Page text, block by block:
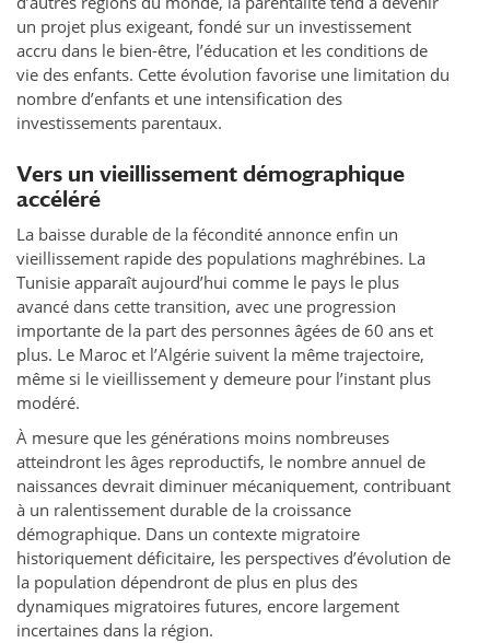
un projet plus exigeant, fondé sur un investissement
accru dans le bien-être, l’éducation et les conditions de
vie des enfants. Cette évolution favorise une limitation du
nombre d’enfants et une intensification des
investissements parentaux.
Vers un vieillissement démographique
accéléré
La baisse durable de la fécondité annonce enfin un
vieillissement rapide des populations maghrébines. La
Tunisie apparaît aujourd’hui comme le pays le plus
avancé dans cette transition, avec une progression
importante de la part des personnes âgées de 60 ans et
plus. Le Maroc et l’Algérie suivent la même trajectoire,
même si le vieillissement y demeure pour l’instant plus
modéré.
À mesure que les générations moins nombreuses
atteindront les âges reproductifs, le nombre annuel de
naissances devrait diminuer mécaniquement, contribuant
à un ralentissement durable de la croissance
démographique. Dans un contexte migratoire
historiquement déficitaire, les perspectives d’évolution de
la population dépendront de plus en plus des
dynamiques migratoires futures, encore largement
incertaines dans la région.